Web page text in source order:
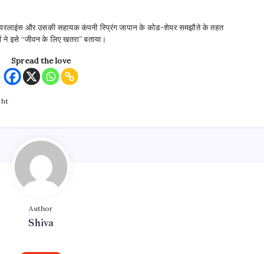
और उसकी सहायक कंपनी स्प्रिंग जापान के कोड-शेयर समझौते के तहत
इसे “जीवन के लिए खतरा” बताया।
Spread the love
Author
Shiva